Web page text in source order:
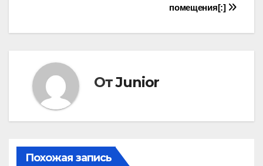
помещения[:]
ОтJunior
Похожая запись